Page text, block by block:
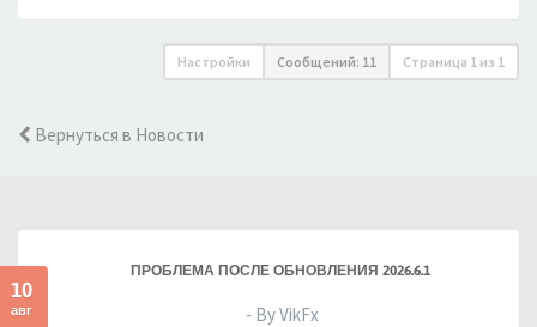
Настройки Сообщений: 11 Страница 1 из 1
Вернуться в Новости
10
авг
ПРОБЛЕМА ПОСЛЕ ОБНОВЛЕНИЯ 2026.6.1
- By VikFx